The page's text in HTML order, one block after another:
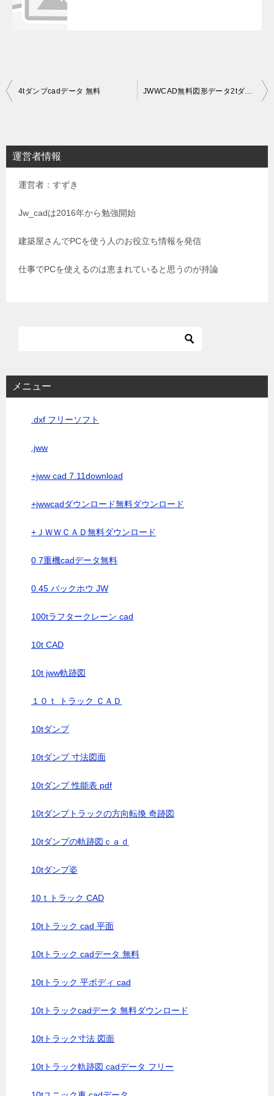
投
ビ
ゲ
4tダンプcadデータ 無料 JWWCAD無料図形データ2tダンプ
運営者情報
運営者：すずき
Jw_cadは2016年から勉強開始
建築屋さんでPCを使う人のお役立ち情報を発信
仕事でPCを使えるのは恵まれていると思うのが持論
メニュー
.dxf フリーソフト
.jww
+jww cad 7.11download
+jwwcadダウンロード無料ダウンロード
+ＪＷＷＣＡＤ無料ダウンロード
0 7重機cadデータ無料
0.45 バックホウ JW
100tラフタークレーン cad
10t CAD
10t jww軌跡図
１０ｔ トラック ＣＡＤ
10tダンプ
10tダンプ 寸法図面
10tダンプ 性能表 pdf
10tダンプトラックの方向転換 奇跡図
10tダンプの軌跡図ｃａｄ
10tダンプ姿
10ｔトラック CAD
10tトラック cad 平面
10tトラック cadデータ 無料
10tトラック 平ボディ cad
10tトラックcadデータ 無料ダウンロード
10tトラック寸法 図面
10tトラック軌跡図 cadデータ フリー